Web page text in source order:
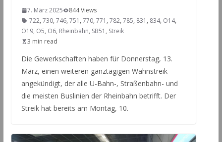
7. März 2025
844 Views
722, 730, 746, 751 , 770, 771 , 782, 785, 831 , 834, O14,
O19, O5, O6, Rheinbahn, SB51 , Streik
3 min read
Die Gewerkschaften haben für Donnerstag, 13.
März, einen weiteren ganztägigen Wahnstreik
angekündigt, der alle U-Bahn-, Straßenbahn- und
die meisten Buslinien der Rheinbahn betrifft. Der
Streik hat bereits am Montag, 10.